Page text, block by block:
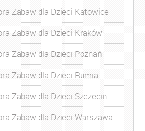
Zabaw dla Dzieci Katowice
Zabaw dla Dzieci Kraków
Zabaw dla Dzieci Poznań
Zabaw dla Dzieci Rumia
Zabaw dla Dzieci Szczecin
Zabaw dla Dzieci Warszawa